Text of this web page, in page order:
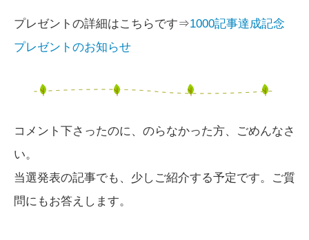
プレゼントの詳細はこちらです⇒1000記事達成記念
プレゼントのお知らせ
コメント下さったのに、のらなかった方、ごめんなさ
い。
当選発表の記事でも、少しご紹介する予定です。ご質
問にもお答えします。